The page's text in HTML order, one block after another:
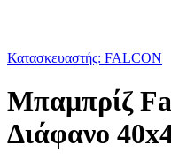
Κατασκευαστής: FALCON
Μπαμπρίζ
Διάφανο